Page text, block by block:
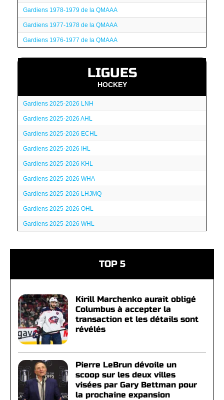
Gardiens 1978-1979 de la QMAAA
Gardiens 1977-1978 de la QMAAA
Gardiens 1976-1977 de la QMAAA
LIGUES
HOCKEY
Gardiens 2025-2026 LNH
Gardiens 2025-2026 AHL
Gardiens 2025-2026 ECHL
Gardiens 2025-2026 IHL
Gardiens 2025-2026 KHL
Gardiens 2025-2026 WHA
Gardiens 2025-2026 LHJMQ
Gardiens 2025-2026 OHL
Gardiens 2025-2026 WHL
TOP 5
Kirill Marchenko aurait obligé
Columbus à accepter la
transaction et les détails sont
révélés
Pierre LeBrun dévoile un
scoop sur les deux villes
visées par Gary Bettman pour
la prochaine expansion